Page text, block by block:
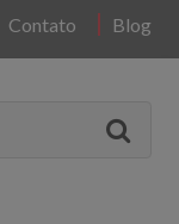
Contato Blog